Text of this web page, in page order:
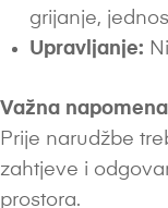
grijanje,
Upravljanje:
Važna
Prije narudžbe
zahtjeve i
prostora.